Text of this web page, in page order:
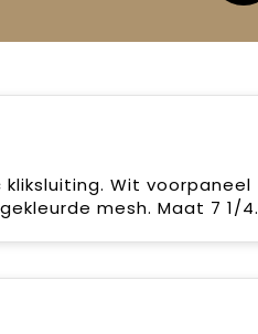
Wit voorpaneel
mesh. Maat 7 1/4.